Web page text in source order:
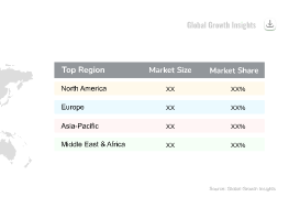
XX%
XX
XX%
XX
XX%
XX
XX%
XX